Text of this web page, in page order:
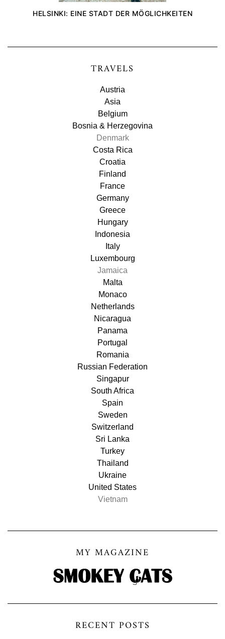
HELSINKI: EINE STADT DER MÖGLICHKEITEN
TRAVELS
Austria
Asia
Belgium
Bosnia & Herzegovina
Denmark
Costa Rica
Croatia
Finland
France
Germany
Greece
Hungary
Indonesia
Italy
Luxembourg
Jamaica
Malta
Monaco
Netherlands
Nicaragua
Panama
Portugal
Romania
Russian Federation
Singapur
South Africa
Spain
Sweden
Switzerland
Sri Lanka
Turkey
Thailand
Ukraine
United States
Vietnam
MY MAGAZINE
RECENT POSTS